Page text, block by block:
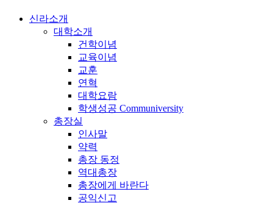
신라소개
대학소개
건학이념
교육이념
교훈
연혁
대학요람
학생성공 Communiversity
총장실
인사말
약력
총장 동정
역대총장
총장에게 바란다
공익신고